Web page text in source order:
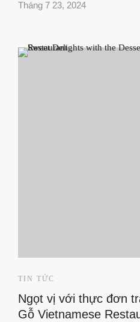
Tháng 7 23, 2024
TIN TỨC
Ngọt vị với thực đơn
Gỗ Vietnamese